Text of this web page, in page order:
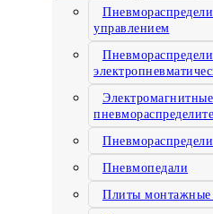
управлением
Пневмопедали
Плиты монтажные